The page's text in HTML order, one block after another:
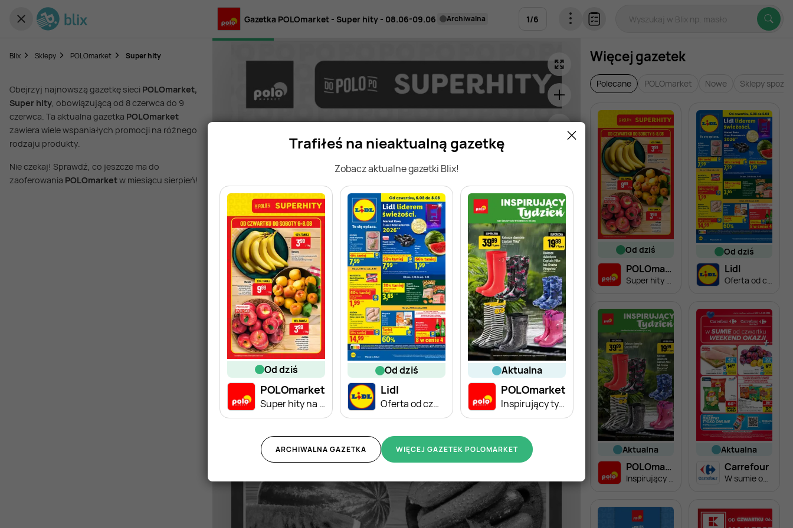
Trafiłeś na nieaktualną gazetkę
Zobacz aktualne gazetki Blix!
od dziś
POLOmarket
Super hity na weekend
od dziś
Lidl
Oferta od czwartku
aktualna
POLOmarket
Inspirujący tydzień
WIĘCEJ GAZETEK POLOMARKET
ARCHIWALNA GAZETKA
Gazetka POLOmarket - Super hity - 08.06-09.06 archiwalna 1/6
Blix Sklepy POLOmarket Super hity
Obejrzyj najnowszą gazetkę sieci POLOmarket,
Super hity, obowiązującą od 8 czerwca do 9
czerwca. Ta aktualna gazetka POLOmarket
zawiera wiele wspaniałych promocji na różnego
rodzaju produkty.
Nie czekaj! Sprawdź, co jeszcze ma do
zaoferowania POLOmarketw miesiącu sierpień!
Więcej gazetek
Polecane POLOmarket Nowe Sklepy
od dziś
POLOmarket
od dziś
Lidl
aktualna
POLOmarket
Inspirujący tydzień
aktualna
Carrefour
W sumie od czwartku weekend okazji